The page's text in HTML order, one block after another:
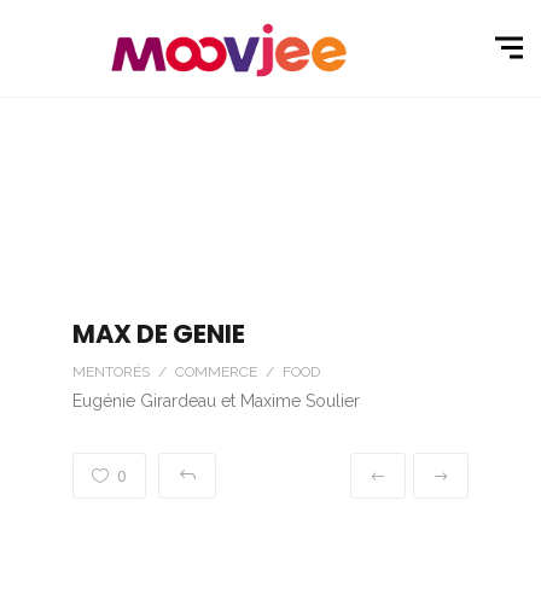
MAX DE GENIE
MENTORÉS / COMMERCE / FOOD
Eugénie Girardeau et Maxime Soulier
0